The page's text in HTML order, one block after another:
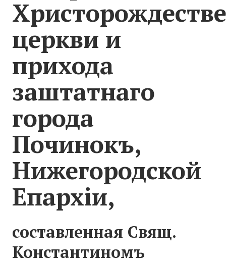
О САЙТЕ
Контакты
АРХИВ
Форум
Авто
Статьи
Автоновости
Авто: видеоматериалы
Статьи
ПОИСК
церкви и
прихода
заштатнаго
города
Починокъ,
Нижегородской
Епархіи,
составленная Свящ.
Константиномъ